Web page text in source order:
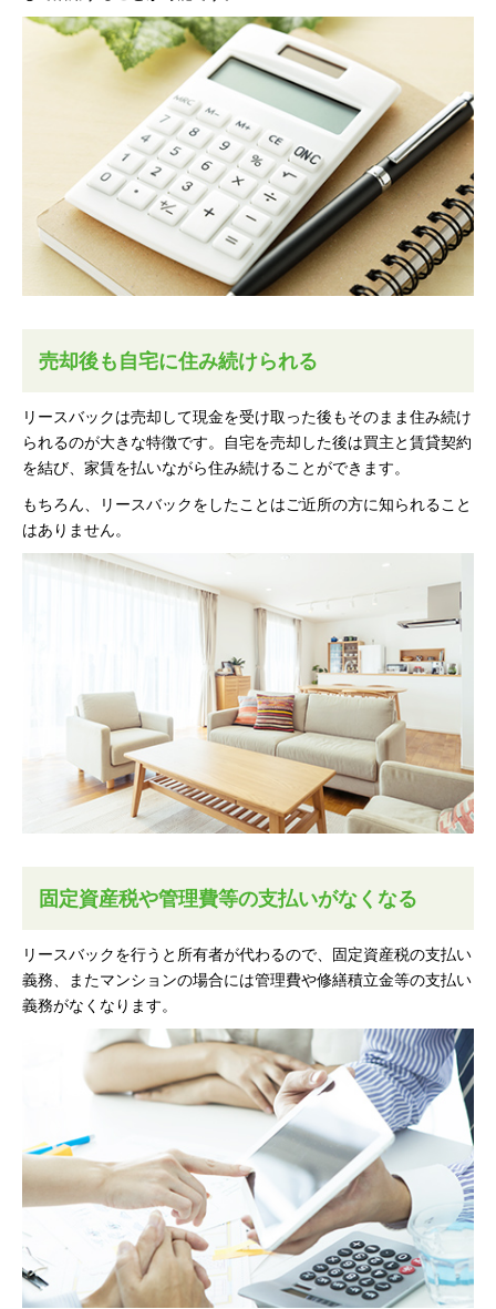
売却後も自宅に住み続けられる
リースバックは売却して現金を受け取った後もそのまま住み続け
られるのが大きな特徴です。自宅を売却した後は買主と賃貸契約
を結び、家賃を払いながら住み続けることができます。
もちろん、リースバックをしたことはご近所の方に知られること
はありません。
固定資産税や管理費等の支払いがなくなる
リースバックを行うと所有者が代わるので、固定資産税の支払い
義務、またマンションの場合には管理費や修繕積立金等の支払い
義務がなくなります。